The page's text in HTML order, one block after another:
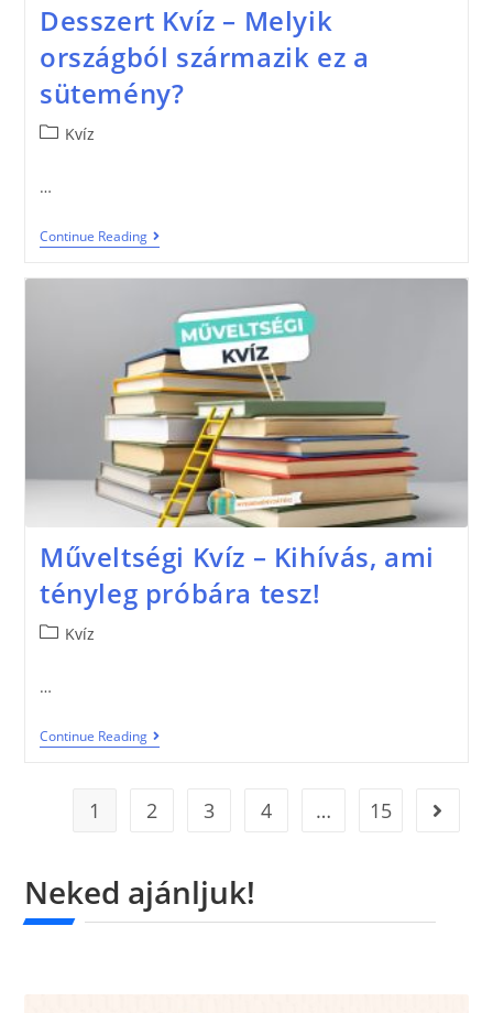
Desszert Kvíz – Melyik
országból származik ez a
sütemény?
Kvíz
…
Continue Reading
Műveltségi Kvíz – Kihívás, ami
tényleg próbára tesz!
Kvíz
…
Continue Reading
1 2 3 4 … 15
Neked ajánljuk!